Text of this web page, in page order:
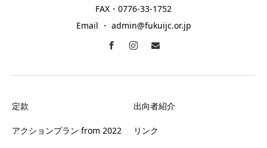
FAX・0776-33-1752
Email ・ admin@fukuijc.or.jp
定款
アクションプラン from 2022
出向者紹介
リンク